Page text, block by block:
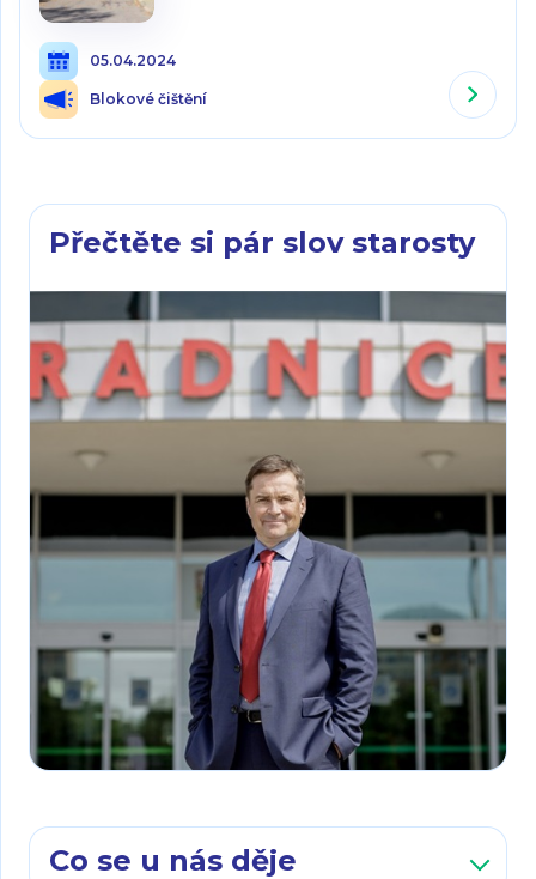
05.04.2024
Blokové čištění
Přečtěte si pár slov starosty
Co se u nás děje